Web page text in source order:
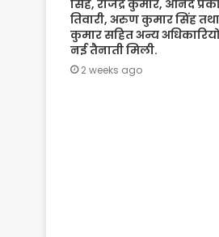
सिंह, राजेंद्र कुमार, आनंद
तिवारी, अरुण कुमार सिंह
कुमार सहित अन्य
नई तैनाती मिली.
2 weeks ago